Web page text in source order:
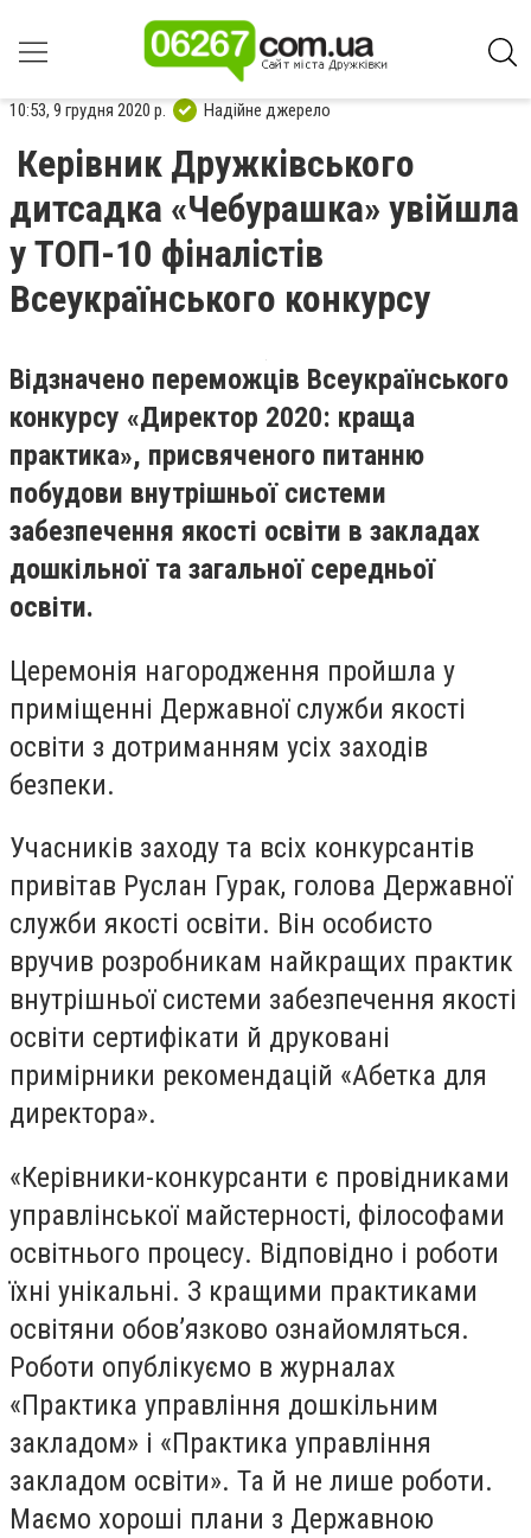
10:53, 9 грудня 2020 р. Надійне джерело
Керівник Дружківського
дитсадка «Чебурашка» увійшла
у ТОП-10 фіналістів
Всеукраїнського конкурсу
Відзначено переможців Всеукраїнського
конкурсу «Директор 2020: краща
практика», присвяченого питанню
побудови внутрішньої системи
забезпечення якості освіти в закладах
дошкільної та загальної середньої
освіти.
Церемонія нагородження пройшла у
приміщенні Державної служби якості
освіти з дотриманням усіх заходів
безпеки.
Учасників заходу та всіх конкурсантів
привітав Руслан Гурак, голова Державної
служби якості освіти. Він особисто
вручив розробникам найкращих практик
внутрішньої системи забезпечення якості
освіти сертифікати й друковані
примірники рекомендацій «Абетка для
директора».
«Керівники-конкурсанти є провідниками
управлінської майстерності, філософами
освітнього процесу. Відповідно і роботи
їхні унікальні. З кращими практиками
освітяни обов’язково ознайомляться.
Роботи опублікуємо в журналах
«Практика управління дошкільним
закладом» і «Практика управління
закладом освіти». Та й не лише роботи.
Маємо хороші плани з Державною